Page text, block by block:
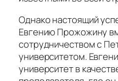
Однако настоящий
Евгению Прожожину
сотрудничеством с
университетом.
университет в